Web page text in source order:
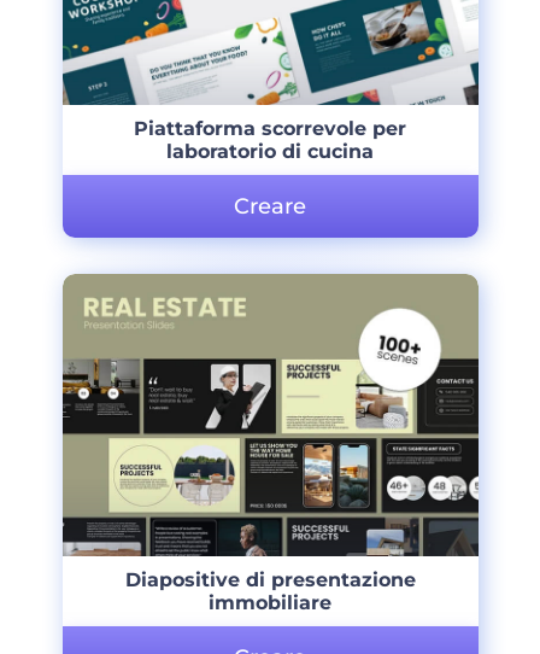
Piattaforma scorrevole per
laboratorio di cucina
Creare
Diapositive di presentazione
immobiliare